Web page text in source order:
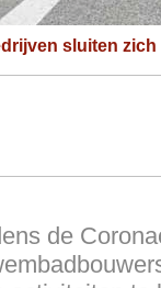
sluiten
de